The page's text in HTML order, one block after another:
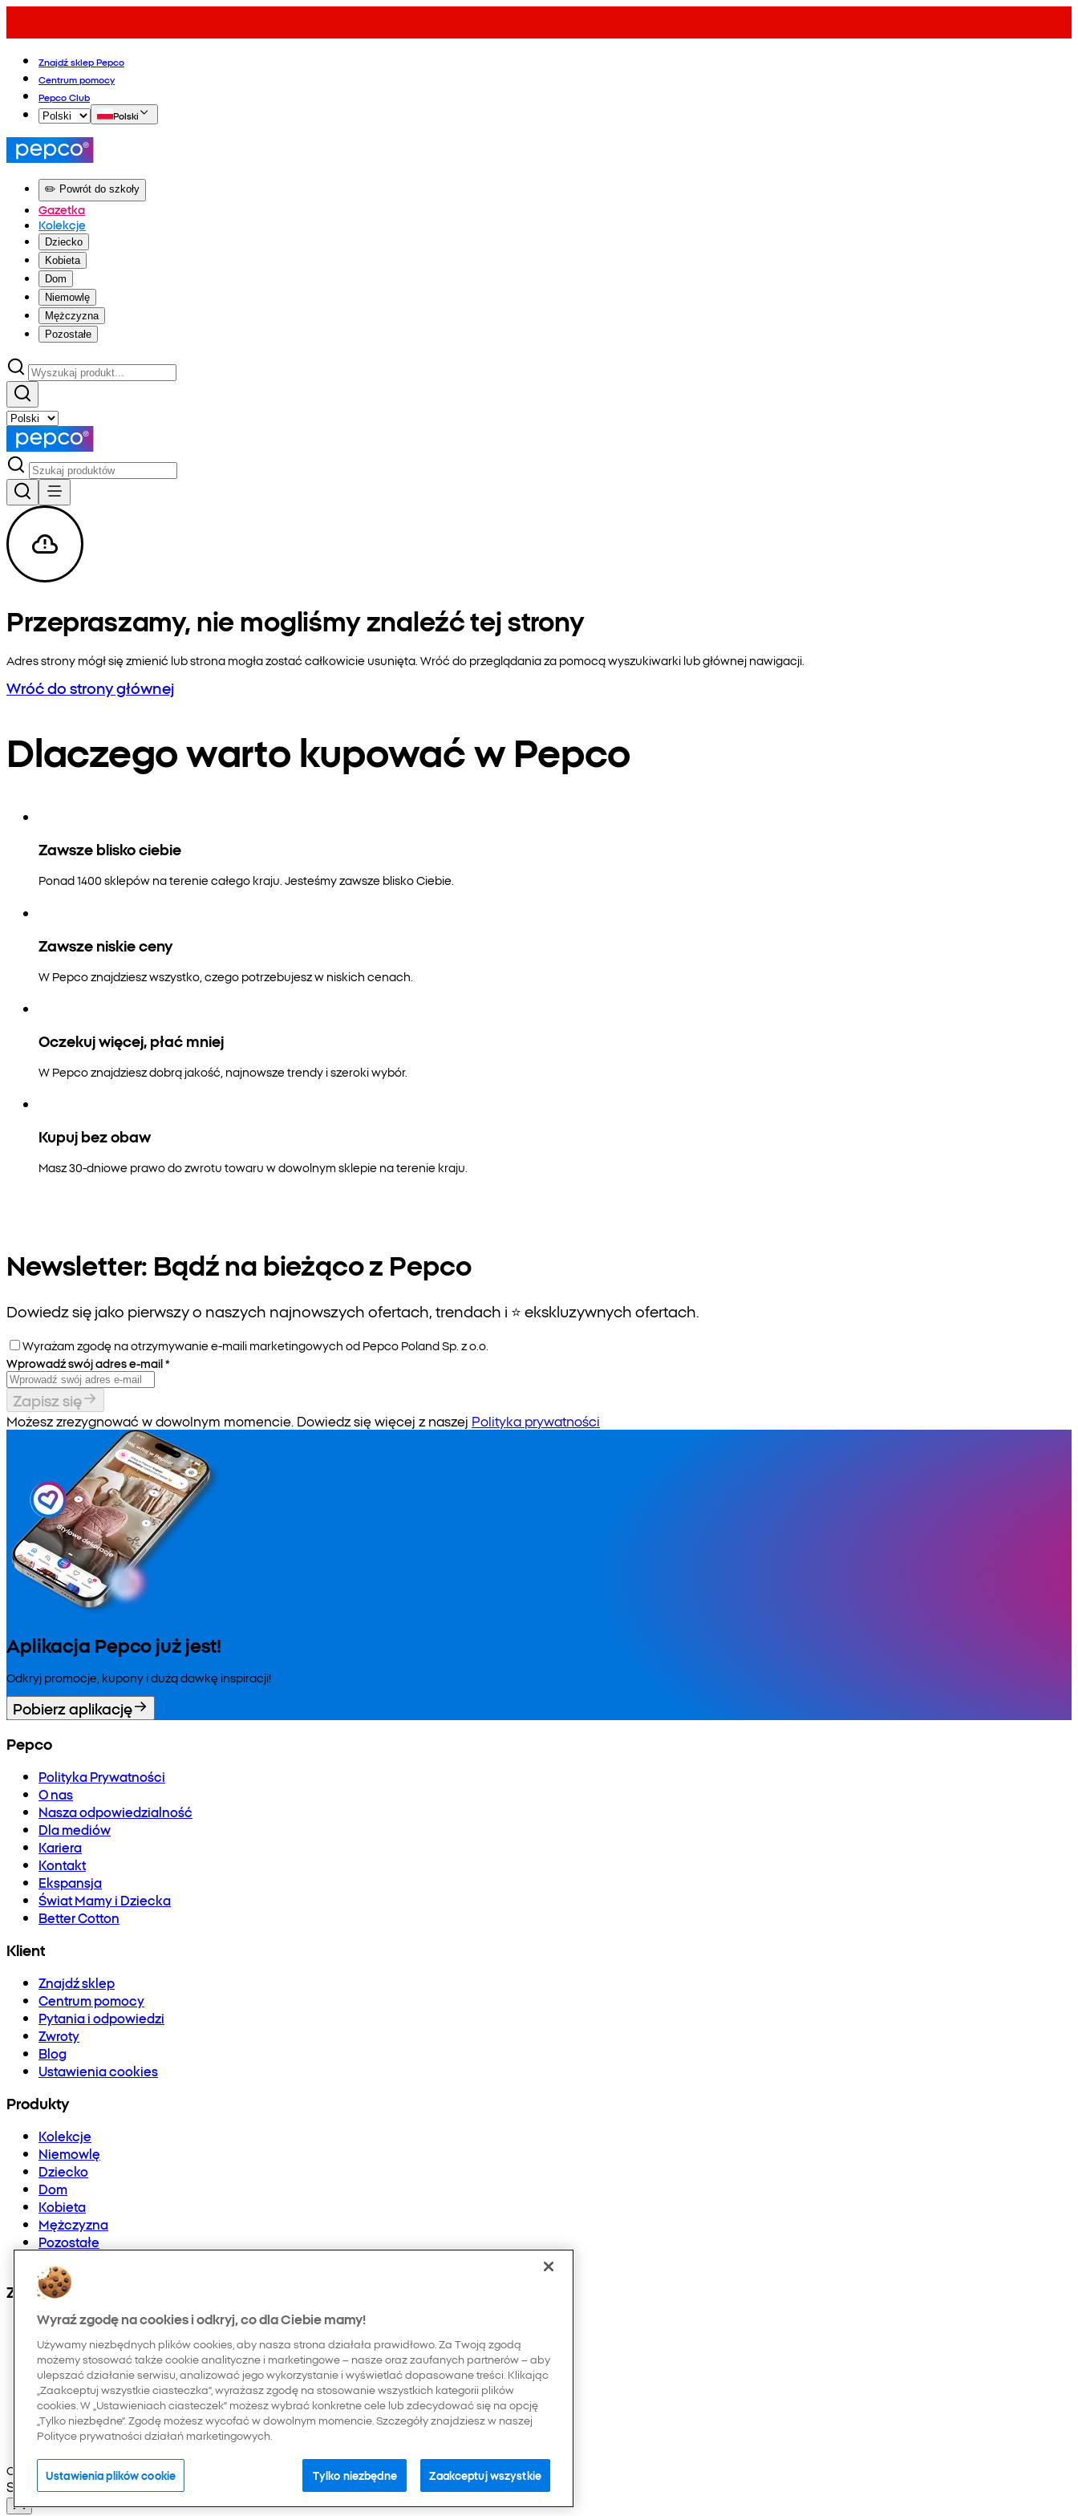
Znajdź sklep Pepco
Centrum pomocy
Pepco Club
Polski
✏️ Powrót do szkoły
Gazetka
Kolekcje
Dziecko
Kobieta
Dom
Niemowlę
Mężczyzna
Pozostałe
Przepraszamy, nie mogliśmy znaleźć tej strony
Adres strony mógł się zmienić lub strona mogła zostać całkowicie usunięta. Wróć do przeglądania za pomocą wyszukiwarki lub głównej nawigacji.
Wróć do strony głównej
Dlaczego warto kupować w Pepco
Zawsze blisko ciebie
Ponad 1400 sklepów na terenie całego kraju. Jesteśmy zawsze blisko Ciebie.
Zawsze niskie ceny
W Pepco znajdziesz wszystko, czego potrzebujesz w niskich cenach.
Oczekuj więcej, płać mniej
W Pepco znajdziesz dobrą jakość, najnowsze trendy i szeroki wybór.
Kupuj bez obaw
Masz 30-dniowe prawo do zwrotu towaru w dowolnym sklepie na terenie kraju.
Newsletter: Bądź na bieżąco z Pepco
Dowiedz się jako pierwszy o naszych najnowszych ofertach, trendach i ⭐️ ekskluzywnych ofertach.
Wyrażam zgodę na otrzymywanie e-maili marketingowych od Pepco Poland Sp. z o.o.
Wprowadź swój adres e-mail*
Zapisz się
Możesz zrezygnować w dowolnym momencie. Dowiedz się więcej z naszej Polityka prywatności
Aplikacja Pepco już jest!
Odkryj promocje, kupony i dużą dawkę inspiracji!
Pobierz aplikację
Pepco
Polityka Prywatności
O nas
Nasza odpowiedzialność
Dla mediów
Kariera
Kontakt
Ekspansja
Świat Mamy i Dziecka
Better Cotton
Klient
Znajdź sklep
Centrum pomocy
Pytania i odpowiedzi
Zwroty
Blog
Ustawienia cookies
Produkty
Kolekcje
Niemowlę
Dziecko
Dom
Kobieta
Mężczyzna
Pozostałe
Znajdź nas na:
Copyright © 2026 Pepco. Wszelkie prawa zastrzeżone
Selected Language:
Wyraź zgodę na cookies i odkryj, co dla Ciebie mamy!
Używamy niezbędnych plików cookies, aby nasza strona działała prawidłowo. Za Twoją zgodą
możemy stosować także cookie analityczne i marketingowe – nasze oraz zaufanych partnerów – aby
ulepszać działanie serwisu, analizować jego wykorzystanie i wyświetlać dopasowane treści. Klikając
„Zaakceptuj wszystkie ciasteczka”, wyrażasz zgodę na stosowanie wszystkich kategorii plików
cookies. W „Ustawieniach ciasteczek” możesz wybrać konkretne cele lub zdecydować się na opcję
„Tylko niezbędne”. Zgodę możesz wycofać w dowolnym momencie. Szczegóły znajdziesz w naszej
Polityce prywatności działań marketingowych.
Ustawienia plików cookie Tylko niezbędne Zaakceptuj wszystkie